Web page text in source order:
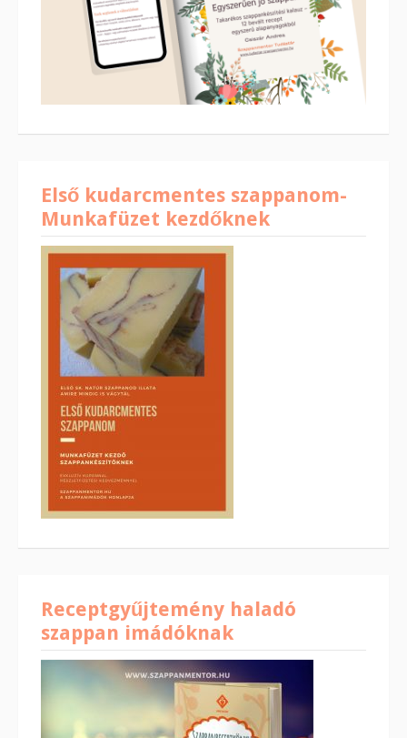
Első kudarcmentes szappanom-
Munkafüzet kezdőknek
Receptgyűjtemény haladó
szappan imádóknak